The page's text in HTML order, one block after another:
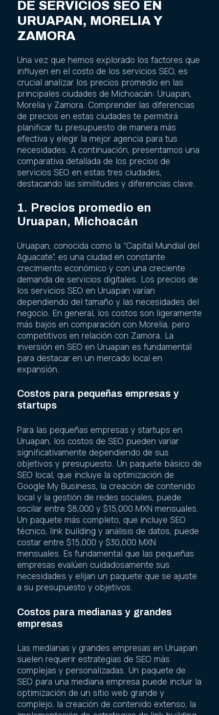
DE SERVICIOS SEO EN
URUAPAN, MORELIA Y
ZAMORA
Una vez que hemos explorado los factores que
influyen en el costo de los servicios SEO, es
crucial analizar los precios promedio en las
principales ciudades de Michoacán: Uruapan,
Morelia y Zamora. Comprender las diferencias
de precios en estas ciudades te permitirá
planificar tu presupuesto de manera más
efectiva y elegir la mejor agencia para tus
necesidades. A continuación, presentamos una
comparativa detallada de los precios de
servicios SEO en estas tres ciudades,
destacando las similitudes y diferencias clave.
1. Precios promedio en
Uruapan, Michoacán
Uruapan, conocida como la “Capital Mundial del
Aguacate”, es una ciudad en constante
crecimiento económico y con una creciente
demanda de servicios digitales. Los precios de
los servicios SEO en Uruapan varían
dependiendo del tamaño y las necesidades del
negocio. En general, los costos son ligeramente
más bajos en comparación con Morelia, pero
competitivos en relación con Zamora. La
inversión en SEO en Uruapan es fundamental
para destacar en un mercado local en
expansión.
Costos para pequeñas empresas y
startups
Para las pequeñas empresas y startups en
Uruapan, los costos de SEO pueden variar
significativamente dependiendo de sus
objetivos y presupuesto. Un paquete básico de
SEO local, que incluye la optimización de
Google My Business, la creación de contenido
local y la gestión de redes sociales, puede
oscilar entre $8,000 y $15,000 MXN mensuales.
Un paquete más completo, que incluye SEO
técnico, link building y análisis de datos, puede
costar entre $15,000 y $30,000 MXN
mensuales. Es fundamental que las pequeñas
empresas evalúen cuidadosamente sus
necesidades y elijan un paquete que se ajuste
a su presupuesto y objetivos.
Costos para medianas y grandes
empresas
Las medianas y grandes empresas en Uruapan
suelen requerir estrategias de SEO más
complejas y personalizadas. Un paquete de
SEO para una mediana empresa puede incluir la
optimización de un sitio web grande y
complejo, la creación de contenido extenso, la